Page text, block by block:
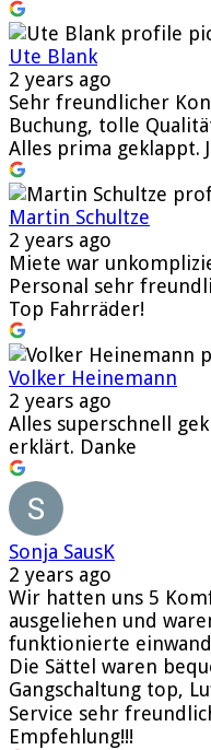
Ute Blank
2 years ago
Sehr freundlicher
Buchung, tolle
Alles prima geklappt.
Martin Schultze
2 years ago
Miete war
Personal sehr
Top Fahrräder!
Volker Heinemann
2 years ago
Alles superschnell
erklärt. Danke
Sonja SausK
2 years ago
Wir hatten uns 5
ausgeliehen und
funktionierte
Die Sättel waren
Gangschaltung top,
Service sehr
Empfehlung!!!